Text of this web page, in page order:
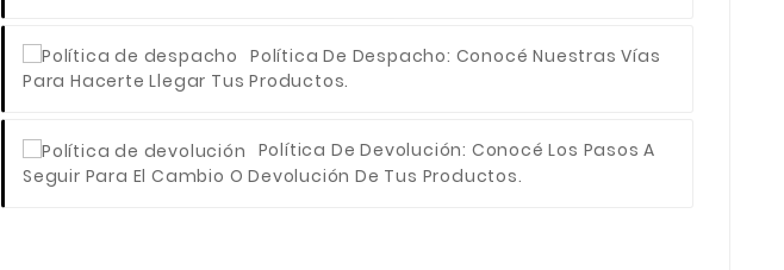
Política De Despacho: Conocé Nuestras Vías
Para Hacerte Llegar Tus Productos.
Política De Devolución: Conocé Los Pasos A
Seguir Para El Cambio O Devolución De Tus Productos.